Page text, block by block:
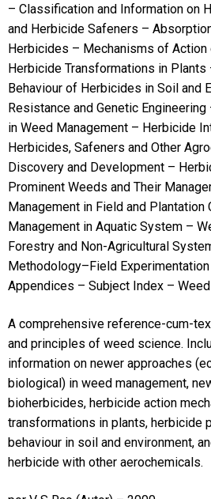
– Classification and Information on
and Herbicide Safeners –
Herbicides – Mechanisms of
Herbicide Transformations in
Behaviour of Herbicides in Soil and
Resistance and Genetic
in Weed Management – Herbicide
Herbicides, Safeners and Other
Discovery and Development –
Prominent Weeds and Their
Management in Field and Plantation
Management in Aquatic System –
Forestry and Non-Agricultural
Methodology–Field
Appendices – Subject Index –
A comprehensive reference-cum-
and principles of weed science.
information on newer approaches
biological) in weed management,
bioherbicides, herbicide action
transformations in plants, herbicide
behaviour in soil and environment,
herbicide with other aerochemicals.